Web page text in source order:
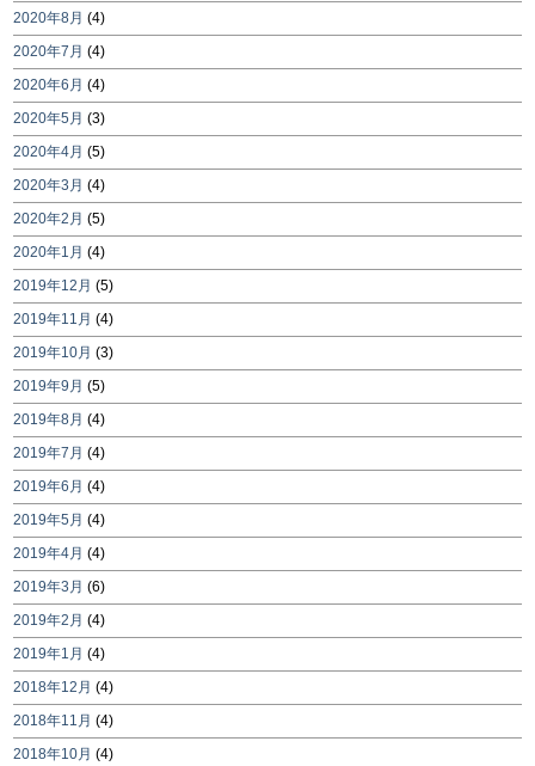
2020年8月 (4)
2020年7月 (4)
2020年6月 (4)
2020年5月 (3)
2020年4月 (5)
2020年3月 (4)
2020年2月 (5)
2020年1月 (4)
2019年12月 (5)
2019年11月 (4)
2019年10月 (3)
2019年9月 (5)
2019年8月 (4)
2019年7月 (4)
2019年6月 (4)
2019年5月 (4)
2019年4月 (4)
2019年3月 (6)
2019年2月 (4)
2019年1月 (4)
2018年12月 (4)
2018年11月 (4)
2018年10月 (4)